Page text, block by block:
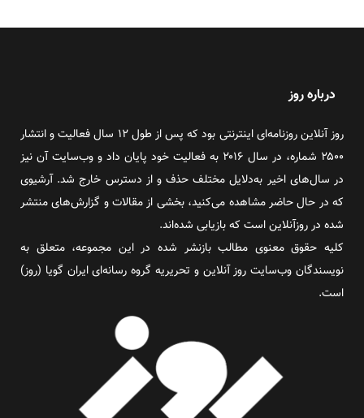
درباره روز
روز آنلاین روزنامه‌ای اینترنتی بود که پس از طول ۱۲ سال فعالیت و انتشار
۲۵۰۰ شماره، در سال ۲۰۱۶ به فعالیت خود پایان داد و وب‌سایت آن نیز
در سال‌های اخیر به‌دلایل مختلف حذف و از دسترس خارج شد. آرشیوی
که در حال حاضر مشاهده می‌کنید، بخشی از مقالات و گزارش‌های منتشر
شده در روزآنلاین است که بازیابی شده‌اند.
کلیه حقوق معنوی مطالب بازنشر شده در این مجموعه، متعلق به
نویسندگان وب‌سایت روز آنلاین و تحریریه گروه رسانه‌ای ایران گویا (روز)
است.